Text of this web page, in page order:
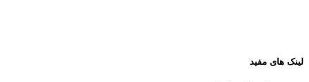
لینک های مفید